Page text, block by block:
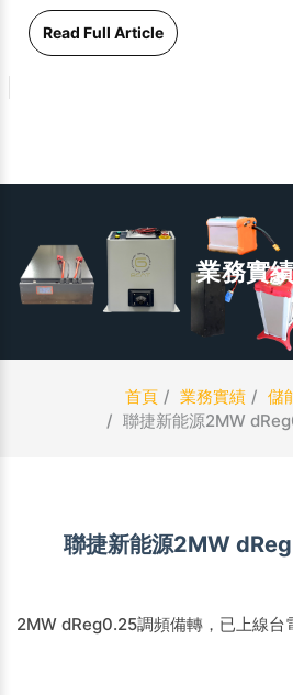
Read Full Article
業務實
首頁 業務實績
儲
聯捷新能源2MW
聯捷新能源2MW
2MW dReg0.25調頻備轉，已上線台